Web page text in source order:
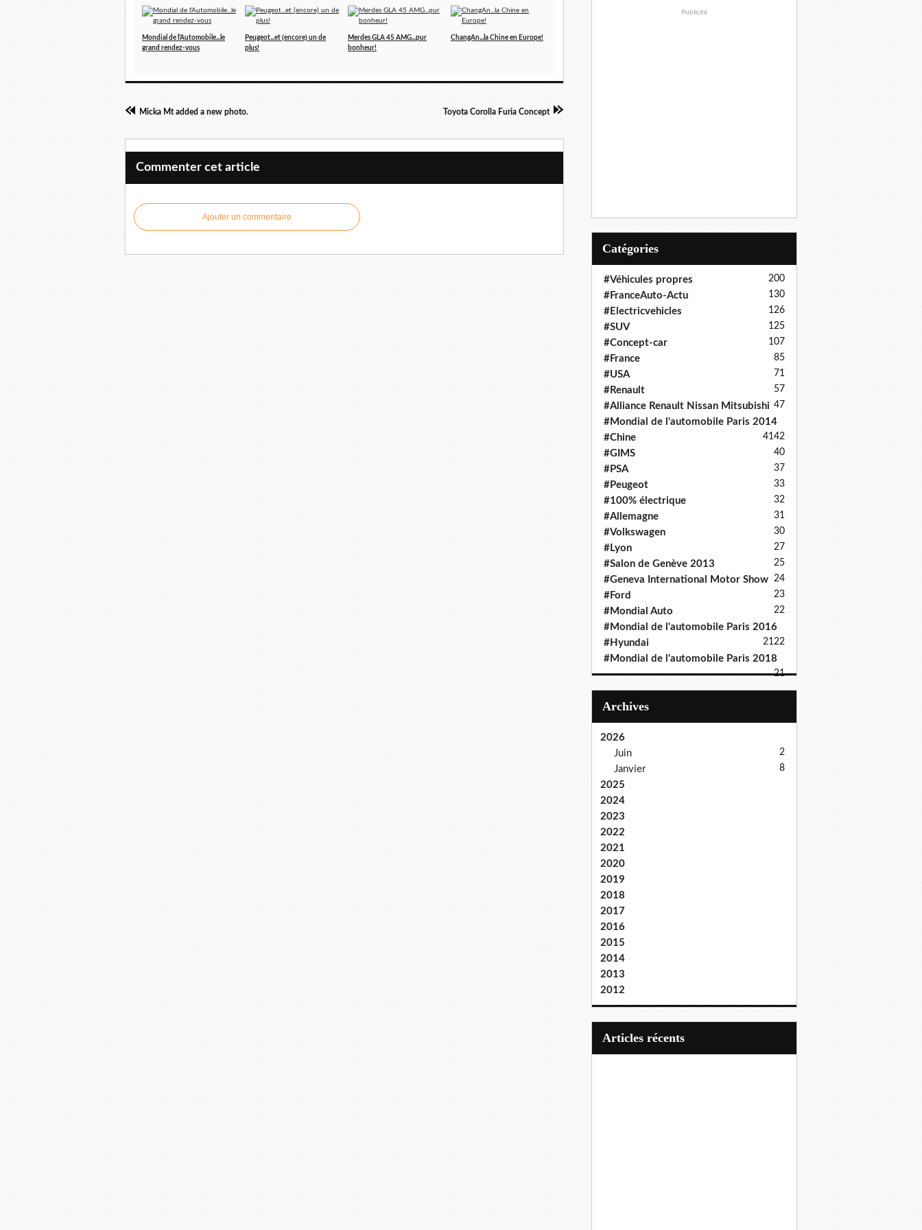
Mondial de l'Automobile...le
grand rendez-vous
Peugeot...et (encore) un de
plus!
Merdes GLA 45 AMG...pur
bonheur!
ChangAn...la Chine en Europe!
Micka Mt added a new photo. Toyota Corolla Furia Concept
Commenter cet article
Ajouter un commentaire
Publicité
Catégories
#Véhicules propres 200
#FranceAuto-Actu 130
#Electricvehicles 126
#SUV 125
#Concept-car 107
#France 85
#USA 71
#Renault 57
#Alliance Renault Nissan Mitsubishi 47
#Mondial de l'automobile Paris 2014
42
#Chine 41
#GIMS 40
#PSA 37
#Peugeot 33
#100% électrique 32
#Allemagne 31
#Volkswagen 30
#Lyon 27
#Salon de Genève 2013 25
#Geneva International Motor Show 24
#Ford 23
#Mondial Auto 22
#Mondial de l'automobile Paris 2016
22
#Hyundai 21
#Mondial de l'automobile Paris 2018
21
Archives
2026
Juin
2
Janvier 8
2025
2024
2023
2022
2021
2020
2019
2018
2017
2016
2015
2014
2013
2012
articles récents